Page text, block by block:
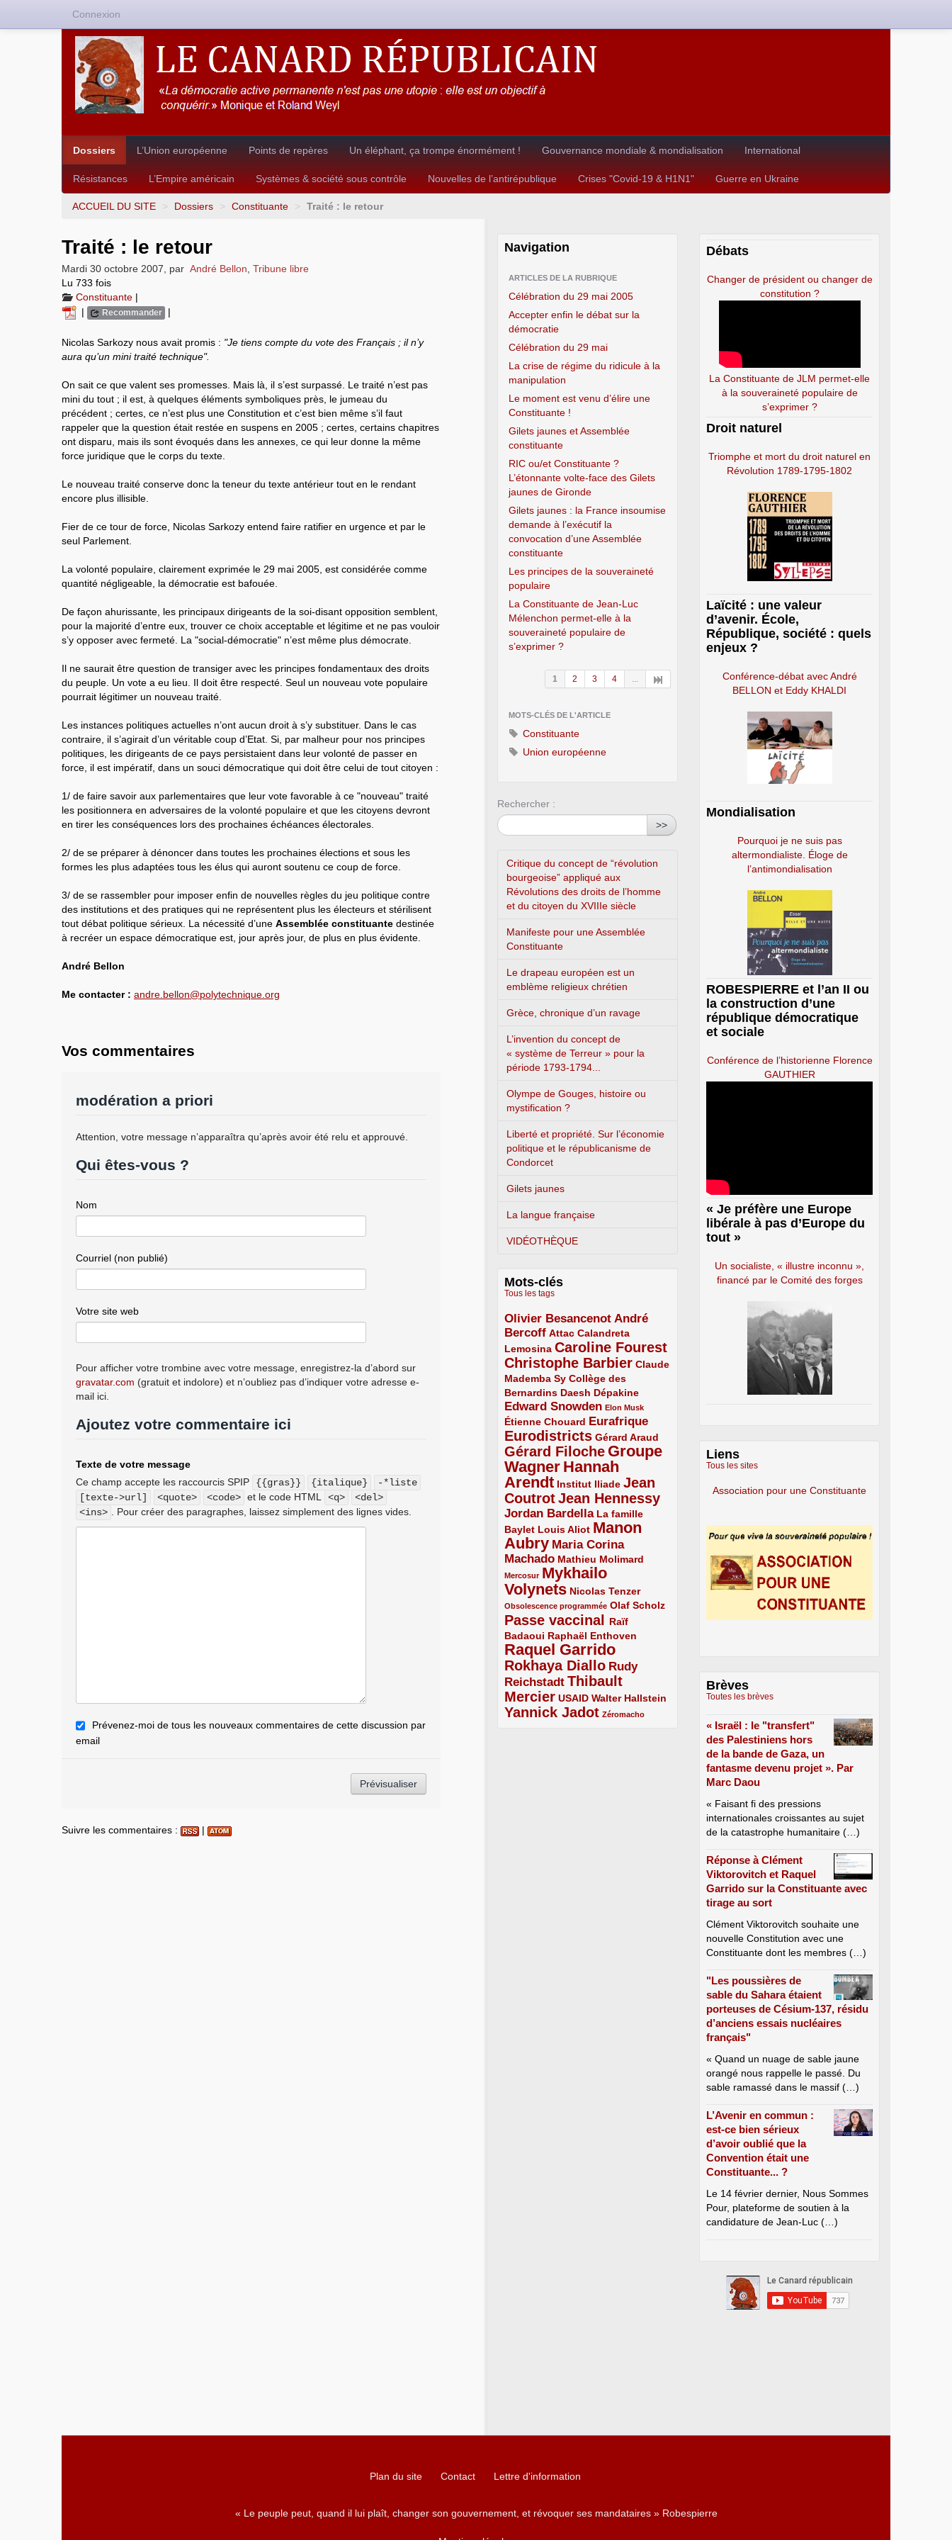
Dossiers L’Union européenne Points de repères Un éléphant, ça trompe énormément ! Gouvernance mondiale & mondialisation International
Résistances L’Empire américain Systèmes & société sous contrôle Nouvelles de l’antirépublique Crises "Covid-19 & H1N1" Guerre en Ukraine
ACCUEIL DU SITE > Dossiers > Constituante > Traité : le retour
Traité : le retour
Mardi 30 octobre 2007 par André Bellon Tribune libre
Lu 733 fois
Constituante |
|
Recommander |
Nicolas Sarkozy nous avait promis : "Je tiens compte du vote des Français ; il n’y
aura qu’un mini traité technique".
On sait ce que valent ses promesses. Mais là, il s’est surpassé. Le traité n’est pas
mini du tout ; il est, à quelques éléments symboliques près, le jumeau du
précédent ; certes, ce n’est plus une Constitution et c’est bien même s’il faut
rappeler que la question était restée en suspens en 2005 ; certes, certains chapitres
ont disparu, mais ils sont évoqués dans les annexes, ce qui leur donne la même
force juridique que le corps du texte.
Le nouveau traité conserve donc la teneur du texte antérieur tout en le rendant
encore plus illisible.
Fier de ce tour de force, Nicolas Sarkozy entend faire ratifier en urgence et par le
seul Parlement.
La volonté populaire, clairement exprimée le 29 mai 2005, est considérée comme
quantité négligeable, la démocratie est bafouée.
De façon ahurissante, les principaux dirigeants de la soi-disant opposition semblent,
pour la majorité d’entre eux, trouver ce choix acceptable et légitime et ne pas vouloir
s’y opposer avec fermeté. La "social-démocratie" n’est même plus démocrate.
Il ne saurait être question de transiger avec les principes fondamentaux des droits
du peuple. Un vote a eu lieu. Il doit être respecté. Seul un nouveau vote populaire
pourrait légitimer un nouveau traité.
Les instances politiques actuelles n’ont aucun droit à s’y substituer. Dans le cas
contraire, il s’agirait d’un véritable coup d’Etat. Si, par malheur pour nos principes
politiques, les dirigeants de ce pays persistaient dans leur volonté de passer en
force, il est impératif, dans un souci démocratique qui doit être celui de tout citoyen :
1/ de faire savoir aux parlementaires que leur vote favorable à ce "nouveau" traité
les positionnera en adversaires de la volonté populaire et que les citoyens devront
en tirer les conséquences lors des prochaines échéances électorales.
2/ de se préparer à dénoncer dans toutes les prochaines élections et sous les
formes les plus adaptées tous les élus qui auront soutenu ce coup de force.
3/ de se rassembler pour imposer enfin de nouvelles règles du jeu politique contre
des institutions et des pratiques qui ne représentent plus les électeurs et stérilisent
tout débat politique sérieux. La nécessité d’une Assemblée constituante destinée
à recréer un espace démocratique est, jour après jour, de plus en plus évidente.
André Bellon
Me contacter : andre.bellon@polytechnique.org
Vos commentaires
modération a priori
Attention, votre message n’apparaîtra qu’après avoir été relu et approuvé.
Qui êtes-vous ?
Nom
Courriel (non publié)
Votre site web
Pour afficher votre trombine avec votre message, enregistrez-la d’abord sur
gravatar.com (gratuit et indolore) et n’oubliez pas d’indiquer votre adresse e-
mail ici.
Ajoutez votre commentaire ici
Texte de votre message
Ce champ accepte les raccourcis SPIP
{{gras}} {italique}
-*liste
[texte->url]
<quote> <code> et le code HTML <q>
<del>
<ins>
. Pour créer des paragraphes, laissez simplement des lignes vides.
Prévenez-moi de tous les nouveaux commentaires de cette discussion par
email
Suivre les commentaires : |
Navigation
ARTICLES DE LA RUBRIQUE
Célébration du 29 mai 2005
Accepter enfin le débat sur la
démocratie
Célébration du 29 mai
La crise de régime du ridicule à la
manipulation
Le moment est venu d’élire une
Constituante !
Gilets jaunes et Assemblée
constituante
RIC ou/et Constituante ?
L’étonnante volte-face des Gilets
jaunes de Gironde
Gilets jaunes : la France insoumise
demande à l’exécutif la
convocation d’une Assemblée
constituante
Les principes de la souveraineté
populaire
La Constituante de Jean-Luc
Mélenchon permet-elle à la
souveraineté populaire de
s’exprimer ?
1 2 3 4 ...
MOTS-CLÉS DE L'ARTICLE
Constituante
Union européenne
Rechercher :
>>
Critique du concept de “révolution
bourgeoise” appliqué aux
Révolutions des droits de l’homme
et du citoyen du XVIIIe siècle
Manifeste pour une Assemblée
Constituante
Le drapeau européen est un
emblème religieux chrétien
Grèce, chronique d’un ravage
L’invention du concept de
« système de Terreur » pour la
période 1793-1794...
Olympe de Gouges, histoire ou
mystification ?
Liberté et propriété. Sur l’économie
politique et le républicanisme de
Condorcet
Gilets jaunes
La langue française
VIDÉOTHÈQUE
Mots-clés
Tous les tags
Olivier Besancenot
3/5
André
Bercoff
3/5 Attac
2/5
Calandreta
Lemosina
2/5 Caroline Fourest
4/5
Christophe Barbier
4/5
Claude
Mademba Sy
2/5
Collège des
Bernardins
2/5 Daesh
2/5 Dépakine
2/5
Edward Snowden
3/5 Elon Musk
1/5
Étienne Chouard
2/5 Eurafrique
3/5
Eurodistricts
4/5 Gérard Araud
2/5
Gérard Filoche
4/5
Groupe
Wagner
5/5
Hannah
Arendt
5/5 Institut Iliade
2/5
Jean
Coutrot
4/5 Jean Hennessy
4/5
Jordan Bardella
3/5
La famille
Baylet
2/5 Louis Aliot
2/5
Manon
Aubry
5/5
Maria Corina
Machado
3/5 Mathieu Molimard
2/5
Mercosur
1/5
Mykhailo
Volynets
5/5 Nicolas Tenzer
2/5
Obsolescence programmée
1/5 Olaf Scholz
2/5
Passe vaccinal
4/5
Raïf
Badaoui
2/5 Raphaël Enthoven
2/5
Raquel Garrido
5/5
Rokhaya Diallo
4/5
Rudy
Reichstadt
3/5
Thibault
Mercier
4/5 USAID
2/5 Walter Hallstein
2/5
Yannick Jadot
4/5 Zéromacho
1/5
Débats
Changer de président ou changer de
constitution ?
La Constituante de JLM permet-elle
à la souveraineté populaire de
s’exprimer ?
Droit naturel
Triomphe et mort du droit naturel en
Révolution 1789-1795-1802
Laïcité : une valeur
d’avenir. École,
République, société : quels
enjeux ?
Conférence-débat avec André
BELLON et Eddy KHALDI
Mondialisation
Pourquoi je ne suis pas
altermondialiste. Éloge de
l’antimondialisation
ROBESPIERRE et l’an II ou
la construction d’une
république démocratique
et sociale
Conférence de l’historienne Florence
GAUTHIER
« Je préfère une Europe
libérale à pas d’Europe du
tout »
Un socialiste, « illustre inconnu »,
financé par le Comité des forges
Liens
Tous les sites
Association pour une Constituante
Brèves
Toutes les brèves
« Israël : le "transfert"
des Palestiniens hors
de la bande de Gaza, un
fantasme devenu projet ». Par
Marc Daou
« Faisant fi des pressions
internationales croissantes au sujet
de la catastrophe humanitaire (…)
Réponse à Clément
Viktorovitch et Raquel
Garrido sur la Constituante avec
tirage au sort
Clément Viktorovitch souhaite une
nouvelle Constitution avec une
Constituante dont les membres (…)
"Les poussières de
sable du Sahara étaient
porteuses de Césium-137, résidu
d’anciens essais nucléaires
français"
« Quand un nuage de sable jaune
orangé nous rappelle le passé. Du
sable ramassé dans le massif (…)
L’Avenir en commun :
est-ce bien sérieux
d’avoir oublié que la
Convention était une
Constituante... ?
Le 14 février dernier, Nous Sommes
Pour, plateforme de soutien à la
candidature de Jean-Luc (…)
Plan du site Contact Lettre d'information
« Le peuple peut, quand il lui plaît, changer son gouvernement, et révoquer ses mandataires » Robespierre
Connexion